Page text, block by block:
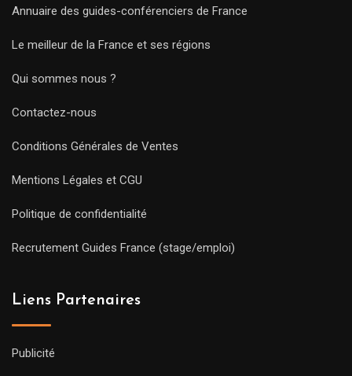
Annuaire des guides-conférenciers de France
Le meilleur de la France et ses régions
Qui sommes nous ?
Contactez-nous
Conditions Générales de Ventes
Mentions Légales et CGU
Politique de confidentialité
Recrutement Guides France (stage/emploi)
Liens Partenaires
Publicité